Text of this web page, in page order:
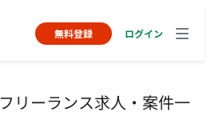
無料登録 ログイン
リーランス求人・案件一